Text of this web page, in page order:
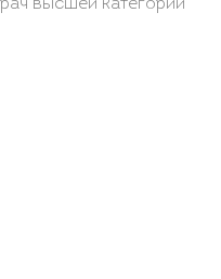
высшей категории